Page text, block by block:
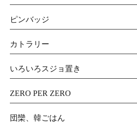
ピンバッジ
カトラリー
いろいろスジョ置き
ZERO PER ZERO
団欒、韓ごはん